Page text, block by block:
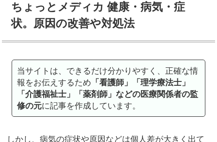
ちょっとメディカ 健康・病気・症
状。原因の改善や対処法
当サイトは、できるだけ分かりやすく、正確な情
報をお伝えするため 「看護師」「理学療法士」
「介護福祉士」「薬剤師」などの医療関係者の監
修の元に記事を作成しています。
しかし、病気の症状や原因などは個人差が大きく出て